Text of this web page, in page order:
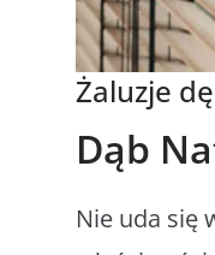
Żaluzje
Dąb
Nie uda się